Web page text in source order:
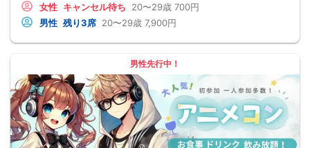
女性 キャンセル待ち 20〜29歳 700円
男性 残り3席 20〜29歳 7,900円
男性先行中！